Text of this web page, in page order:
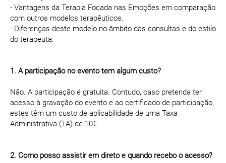
- Vantagens da Terapia Focada nas Emoções em comparação
com outros modelos terapêuticos.
- Diferenças deste modelo no âmbito das consultas e do estilo
do terapeuta.
1. A participação no evento tem algum custo?
Não. A participação é gratuita. Contudo, caso pretenda ter
acesso à gravação do evento e ao certificado de participação,
estes têm um custo de aplicabilidade de uma Taxa
Administrativa (TA) de 10€.
2. Como posso assistir em direto e quando recebo o acesso?